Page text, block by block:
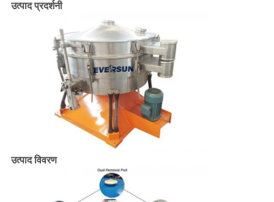
उत्पाद प्रदर्शनी
उत्पाद विवरण